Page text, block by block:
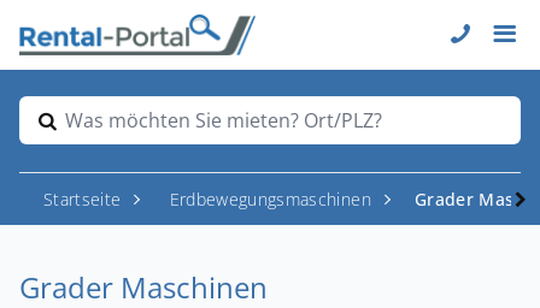
Was möchten Sie mieten? Ort/PLZ?
Startseite Erdbewegungsmaschinen Grader
Grader Maschinen